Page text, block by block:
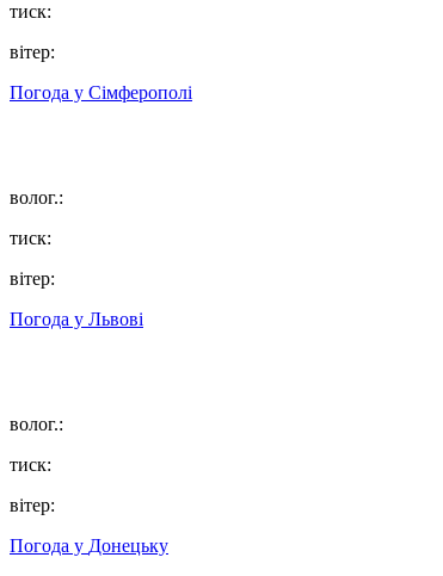
тиск:
вітер:
Погода у Сімферополі
волог.:
тиск:
вітер:
Погода у Львові
волог.:
тиск:
вітер:
Погода у Донецьку